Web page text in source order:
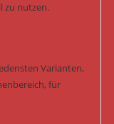
zu nutzen.
Varianten,
für